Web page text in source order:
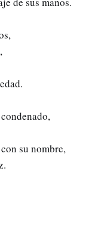
su nombre,